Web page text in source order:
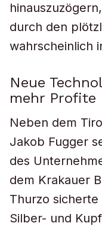
durch den
wahrscheinlich
Neue
mehr Profite
Neben dem
Jakob Fugger
des
dem Krakauer
Thurzo
Silber- und